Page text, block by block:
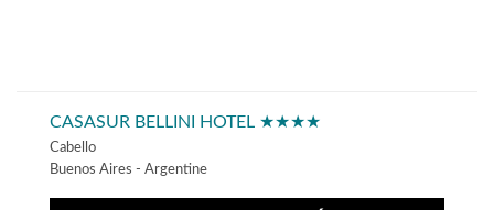
CASASUR BELLINI HOTEL ★★★★
Cabello
Buenos Aires - Argentine